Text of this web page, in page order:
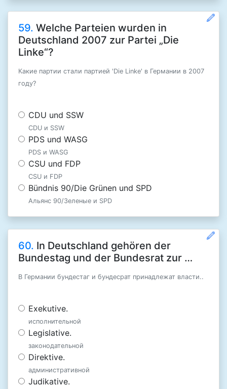
59. Welche Parteien wurden in
Deutschland 2007 zur Partei „Die
Linke“?
Какие партии стали партией 'Die Linke' в Германии в 2007
году?
CDU und SSW
CDU и SSW
PDS und WASG
PDS и WASG
CSU und FDP
CSU и FDP
Bündnis 90/Die Grünen und SPD
Альянс 90/Зеленые и SPD
60. In Deutschland gehören der
Bundestag und der Bundesrat zur …
В Германии бундестаг и бундесрат принадлежат власти..
Exekutive.
исполнительной
Legislative.
законодательной
Direktive.
административной
Judikative.